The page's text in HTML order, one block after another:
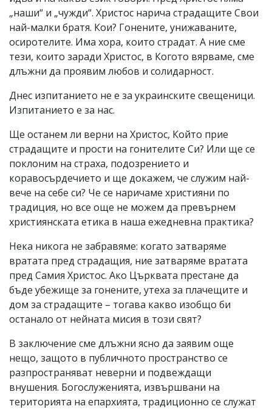
„наши“ и „чужди“. Христос нарича страдащите Свои
най-малки братя. Кои? Гонените, унижаваните,
осиротелите. Има хора, които страдат. А ние сме
тези, които заради Христос, в Когото вярваме, сме
длъжни да проявим любов и солидарност.
Днес изпитанието не е за украинските свещеници.
Изпитанието е за нас.
Ще останем ли верни на Христос, Който прие
страдащите и прости на гонителите Си? Или ще се
поклоним на страха, подозрението и
коравосърдечието и ще докажем, че служим най-
вече на себе си? Че се наричаме християни по
традиция, но все още не можем да превърнем
християнската етика в наша ежедневна практика?
Нека никога не забравяме: когато затваряме
вратата пред страдащия, ние затваряме вратата
пред Самия Христос. Ако Църквата престане да
бъде убежище за гонените, утеха за плачещите и
дом за страдащите – тогава какво изобщо би
останало от нейната мисия в този свят?
В заключение сме длъжни ясно да заявим още
нещо, защото в публичното пространство се
разпространяват неверни и подвеждащи
внушения. Богослуженията, извършвани на
територията на епархията, традиционно се служат